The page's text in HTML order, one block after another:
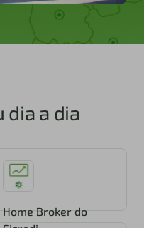
dia a dia
Home Broker do